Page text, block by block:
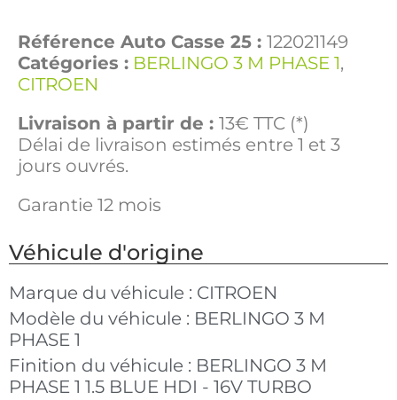
Référence Auto Casse 25 : 122021149
Catégories : BERLINGO 3 M PHASE 1,
CITROEN
Livraison à partir de : 13€ TTC (*)
Délai de livraison estimés entre 1 et 3
jours ouvrés.
Garantie 12 mois
Véhicule d'origine
Marque du véhicule : CITROEN
Modèle du véhicule : BERLINGO 3 M
PHASE 1
Finition du véhicule : BERLINGO 3 M
PHASE 1 1.5 BLUE HDI - 16V TURBO